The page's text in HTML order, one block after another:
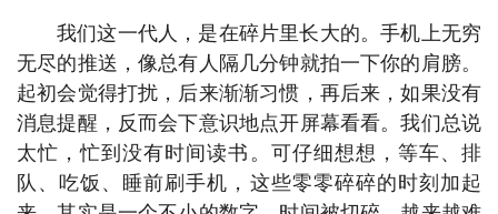
我们这一代人，是在碎片里长大的。手机上无穷
无尽的推送，像总有人隔几分钟就拍一下你的肩膀。
起初会觉得打扰，后来渐渐习惯，再后来，如果没有
消息提醒，反而会下意识地点开屏幕看看。我们总说
太忙，忙到没有时间读书。可仔细想想，等车、排
队、吃饭、睡前刷手机，这些零零碎碎的时刻加起